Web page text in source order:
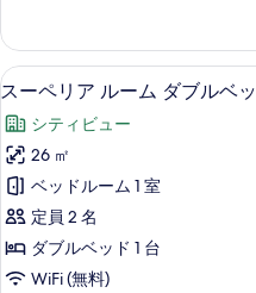
の
写
真
を
表
示
す
る
細
す
べ
て
の
写
真
を
表
示
ム
4
人
屋
の
詳
細
ス
ー
ペ
リ
ア
ル
ー
4
スーペリア ルーム ダブルベ
シティビュー
26 ㎡
ベッドルーム 1 室
定員 2 名
ダブルベッド 1 台
WiFi (無料)